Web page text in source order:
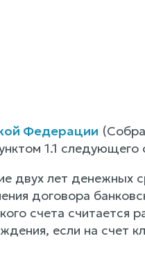
Федерации
1.1 следующего
двух лет денежных
договора
счета считается
если на счет